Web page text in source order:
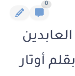
0
الفصل الثالث عشر 13 بقلم أوتار